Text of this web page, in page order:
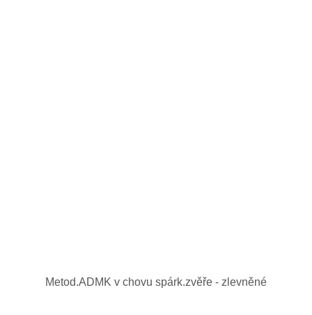
Metod.ADMK v chovu spárk.zvěře - zlevněné